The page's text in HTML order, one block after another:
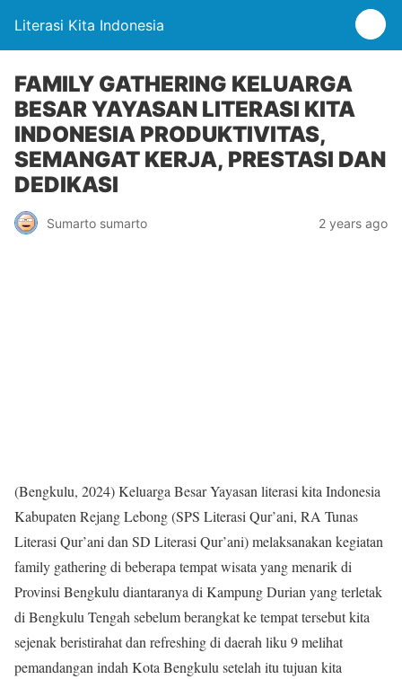
Literasi Kita Indonesia
FAMILY GATHERING KELUARGA
BESAR YAYASAN LITERASI KITA
INDONESIA PRODUKTIVITAS,
SEMANGAT KERJA, PRESTASI DAN
DEDIKASI
Sumarto sumarto 2 years ago
(Bengkulu, 2024) Keluarga Besar Yayasan literasi kita Indonesia
Kabupaten Rejang Lebong (SPS Literasi Qur’ani, RA Tunas
Literasi Qur’ani dan SD Literasi Qur’ani) melaksanakan kegiatan
family gathering di beberapa tempat wisata yang menarik di
Provinsi Bengkulu diantaranya di Kampung Durian yang terletak
di Bengkulu Tengah sebelum berangkat ke tempat tersebut kita
sejenak beristirahat dan refreshing di daerah liku 9 melihat
pemandangan indah Kota Bengkulu setelah itu tujuan kita